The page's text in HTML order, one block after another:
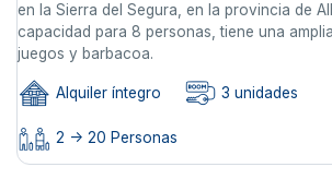
en la Sierra del Segura, en la provincia de
capacidad para 8 personas, tiene una
juegos y barbacoa.
Alquiler íntegro 3 unidades
2 -> 20 Personas